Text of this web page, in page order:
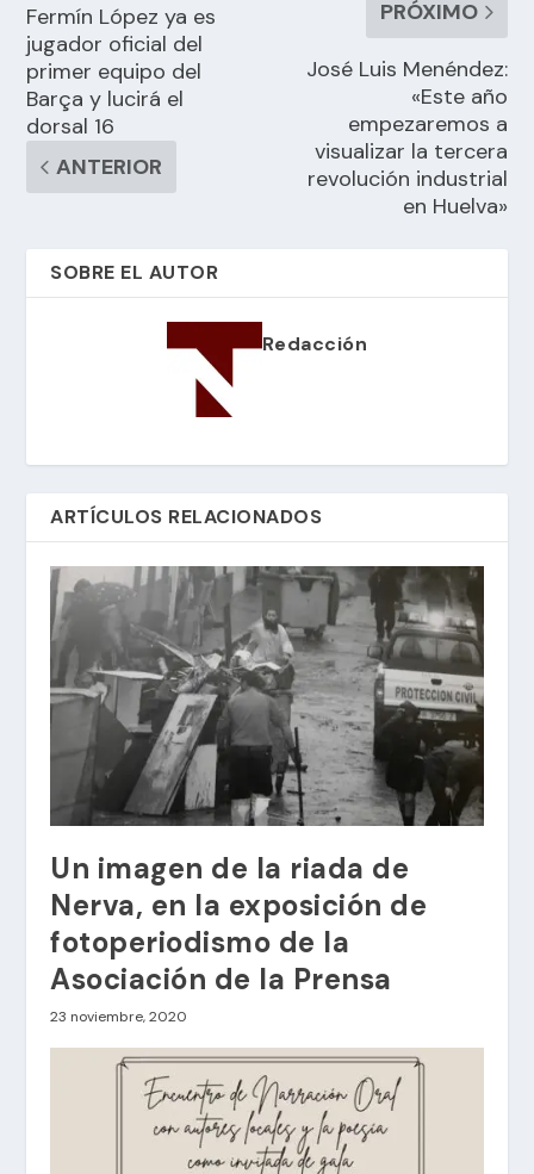
Fermín López ya es
jugador oficial del
primer equipo del
Barça y lucirá el
dorsal 16
ANTERIOR
PRÓXIMO
José Luis Menéndez:
«Este año
empezaremos a
visualizar la tercera
revolución industrial
en Huelva»
SOBRE EL AUTOR
Redacción
ARTÍCULOS RELACIONADOS
Un imagen de la riada de
Nerva, en la exposición de
fotoperiodismo de la
Asociación de la Prensa
23 noviembre, 2020